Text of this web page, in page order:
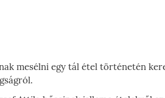
mesélni egy tál étel történetén